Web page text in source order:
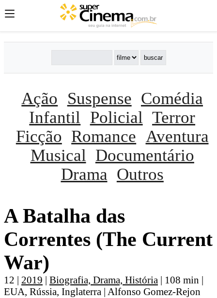
Ação Suspense Comédia
Infantil
Policial Terror
Ficção Romance Aventura
Musical
Documentário
Drama Outros
A Batalha das
Correntes (The Current
War)
12 | 2019 | Biografia, Drama, História | 108 min |
EUA, Rússia, Inglaterra | Alfonso Gomez-Rejon